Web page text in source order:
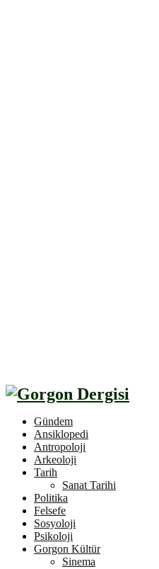
Gündem
Ansiklopedi
Antropoloji
Arkeoloji
Tarih
Sanat Tarihi
Politika
Felsefe
Sosyoloji
Psikoloji
Gorgon Kültür
Sinema